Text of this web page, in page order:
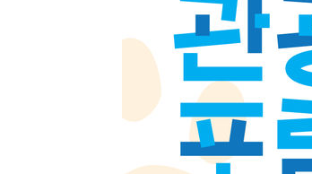
[속보]코스피, 6200선 약보합…0.60%
[속보]원·달러 환율, 7.7원 내린 1416.1
[속보] 노원서 40.1도 관측…서울,
[속보]종합특검, '계엄 수용공간 확보'
외신들도 주목한 韓축구 파문…"국민적
11시간 압수수색에 성접대 파문까지…'
[속보]규제합리화위원회 부위원장에